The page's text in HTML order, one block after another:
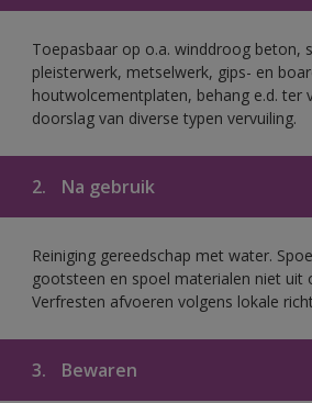
Toepasbaar op o.a. winddroog beton,
pleisterwerk, metselwerk, gips- en
houtwolcementplaten, behang e.d. ter
doorslag van diverse typen vervuiling.
2. Na gebruik
Reiniging gereedschap met water.
gootsteen en spoel materialen niet uit
Verfresten afvoeren volgens lokale
3. Bewaren